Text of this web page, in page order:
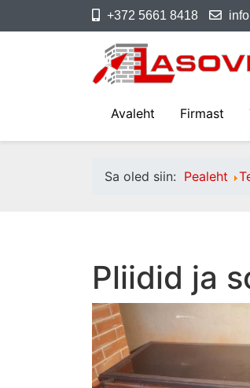
+372 5661 8418
Avaleht Firmast
Sa oled siin: Pealeht
Pliidid ja